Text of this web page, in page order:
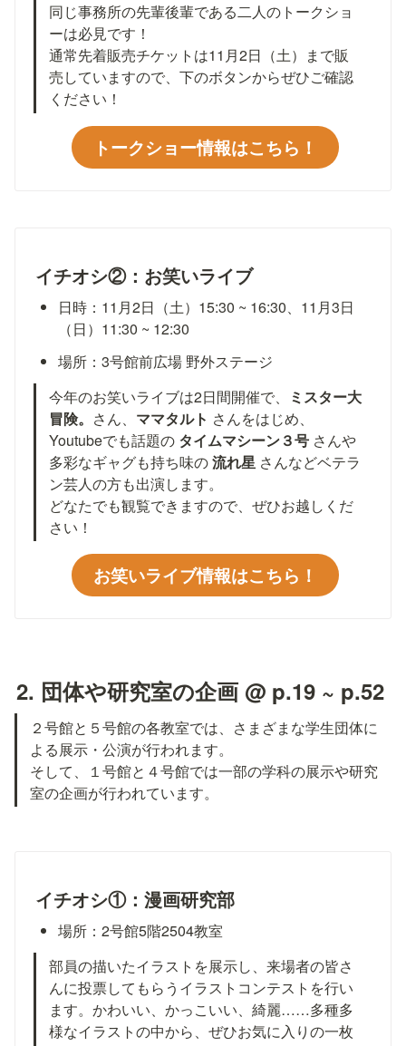
同じ事務所の先輩後輩である二人のトークショ
ーは必見です！
通常先着販売チケットは11月2日（土）まで販
売していますので、下のボタンからぜひご確認
ください！
トークショー情報はこちら！
イチオシ②：お笑いライブ
日時：11月2日（土）15:30 ~ 16:30、11月3日
（日）11:30 ~ 12:30
場所：3号館前広場 野外ステージ
今年のお笑いライブは2日間開催で、
ミスター大
冒険。 さん、 ママタルト さんをはじめ、
Youtubeでも話題の タイムマシーン３号 さんや
多彩なギャグも持ち味の 流れ星 さんなどベテラ
ン芸人の方も出演します。
どなたでも観覧できますので、ぜひお越しくだ
さい！
お笑いライブ情報はこちら！
2. 団体や研究室の企画 @ p.19 ~ p.52
２号館と５号館の各教室では、さまざまな学生団体に
よる展示・公演が行われます。
そして、１号館と４号館では一部の学科の展示や研究
室の企画が行われています。
イチオシ①：漫画研究部
場所：2号館5階2504教室
部員の描いたイラストを展示し、来場者の皆さ
んに投票してもらうイラストコンテストを行い
ます。かわいい、かっこいい、綺麗……多種多
様なイラストの中から、ぜひお気に入りの一枚